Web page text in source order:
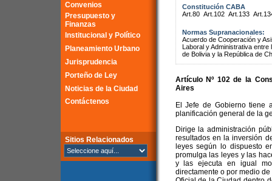
Convenios
Presupuesto y
Finanzas
Institucional y Político
Planeamiento Urbano
Jurisprudencia
Porteño de Ley
Noticias de la Ciudad
Contáctenos
Sitios Relacionados
Constitución CABA
Art.80 Art.102 Art.133
Normas Supranacionales:
Acuerdo de Cooperación y
Laboral y Administrativa
de Bolivia y la República de
Artículo Nº 102 de la
Aires
El Jefe de Gobierno tiene
planificación general de la
Dirige la administración
resultados en la inversión
leyes según lo dispuesto
promulga las leyes y las
y las ejecuta en igual
directamente o por medio